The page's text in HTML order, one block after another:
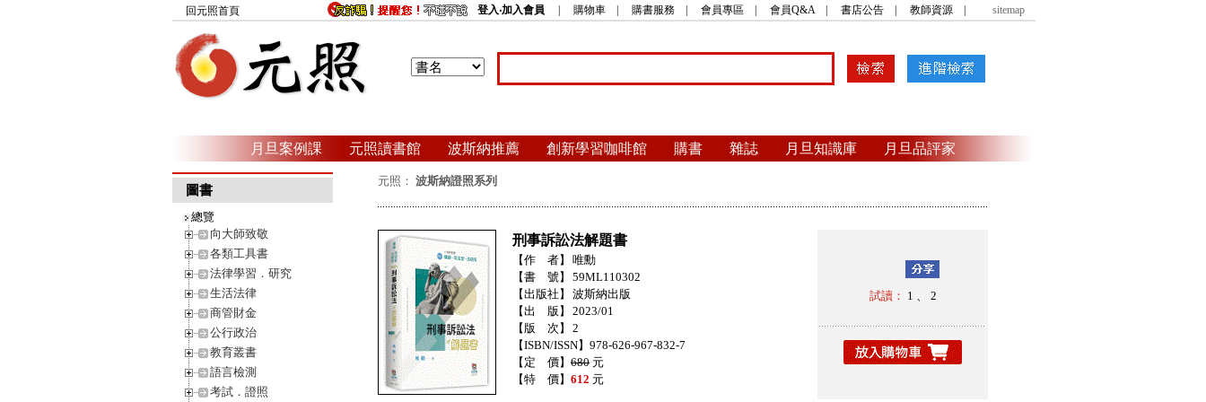
回元照首頁 登入‧加入會員 購物車 購書服務 會員專區 會員Q&A| 書店公告 教師資源 sitemap
月旦案例課 元照讀書館 波斯納推薦 創新學習咖啡館 購書 雜誌 月旦知識庫 月旦品評家
圖書
總覽
向大師致敬
各類工具書
法律學習．研究
生活法律
商管財金
公行政治
教育叢書
語言檢測
考試．證照
元照： 波斯納證照系列
刑事訴訟法解題書
【作 者】
唯勳
【書 號】
59ML110302
【出版社】
波斯納出版
【出 版】
2023/01
【版 次】
2
【ISBN/ISSN】978-626-967-832-7
【定 價】 680 元
【特 價】 612 元
試讀： 1 、 2